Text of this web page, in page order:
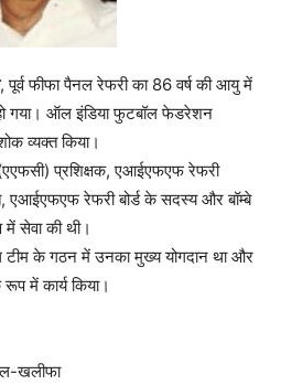
, पूर्व फीफा पैनल रेफरी का 86 वर्ष की आयु में
गया। ऑल इंडिया फुटबॉल फेडरेशन
व्यक्त किया।
प्रशिक्षक, एआईएफएफ रेफरी
रेफरी बोर्ड के सदस्य और बॉम्बे
सेवा की थी।
के गठन में उनका मुख्य योगदान था और
में कार्य किया।
खलीफा